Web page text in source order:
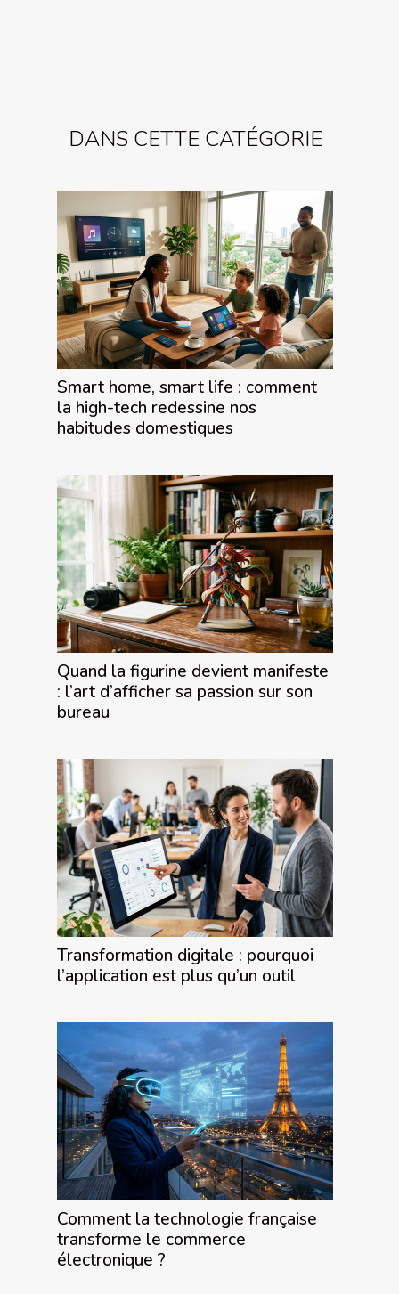
DANS CETTE CATÉGORIE
Smart home, smart life : comment
la high-tech redessine nos
habitudes domestiques
Quand la figurine devient manifeste
: l’art d’afficher sa passion sur son
bureau
Transformation digitale : pourquoi
l’application est plus qu’un outil
Comment la technologie française
transforme le commerce
électronique ?